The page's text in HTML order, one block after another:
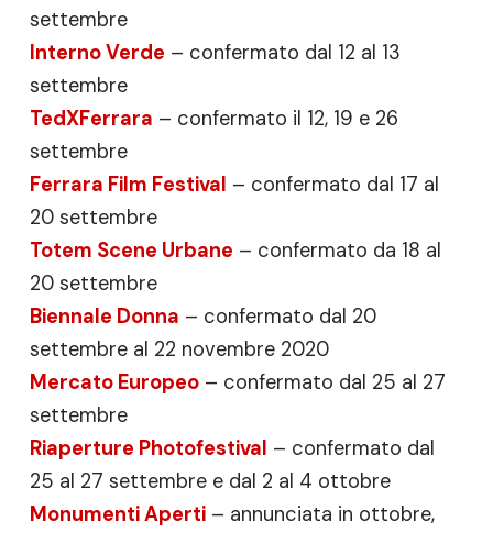
settembre
Interno Verde – confermato dal 12 al 13
settembre
TedXFerrara – confermato il 12, 19 e 26
settembre
Ferrara Film Festival – confermato dal 17 al
20 settembre
Totem Scene Urbane – confermato da 18 al
20 settembre
Biennale Donna – confermato dal 20
settembre al 22 novembre 2020
Mercato Europeo– confermato dal 25 al 27
settembre
Riaperture Photofestival – confermato dal
25 al 27 settembre e dal 2 al 4 ottobre
Monumenti Aperti– annunciata in ottobre,